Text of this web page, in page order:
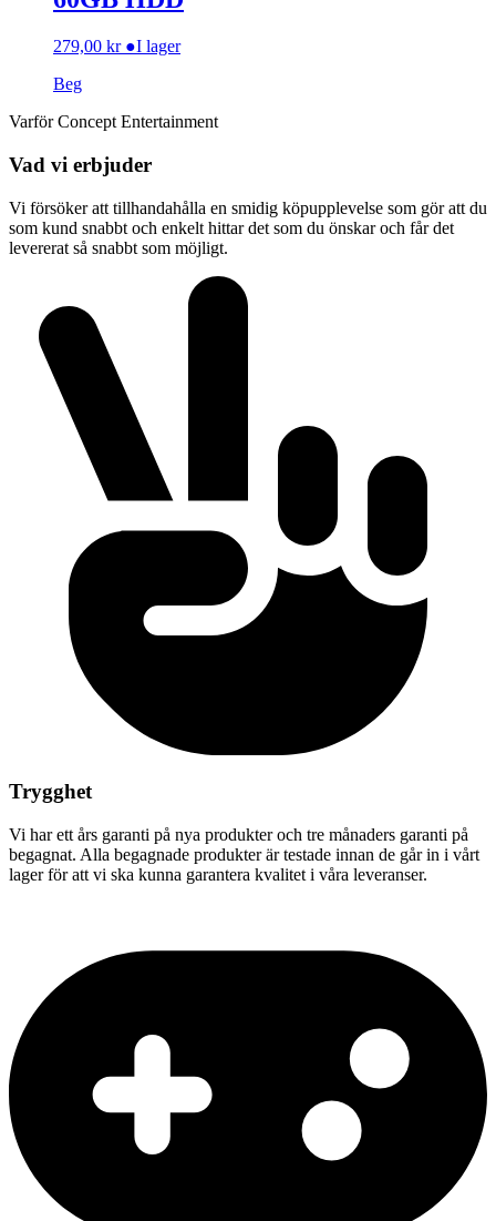
279,00 kr ●I lager
Beg
Varför Concept Entertainment
Vad vi erbjuder
Vi försöker att tillhandahålla en smidig köpupplevelse som gör att du
som kund snabbt och enkelt hittar det som du önskar och får det
levererat så snabbt som möjligt.
Trygghet
Vi har ett års garanti på nya produkter och tre månaders garanti på
begagnat. Alla begagnade produkter är testade innan de går in i vårt
lager för att vi ska kunna garantera kvalitet i våra leveranser.